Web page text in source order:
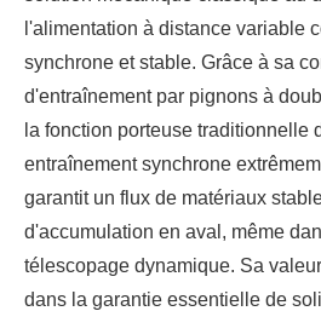
l'alimentation à distance variable
synchrone et stable. Grâce à sa
d'entraînement par pignons à
la fonction porteuse traditionnelle
entraînement synchrone
garantit un flux de matériaux
d'accumulation en aval, même
télescopage dynamique. Sa
dans la garantie essentielle de